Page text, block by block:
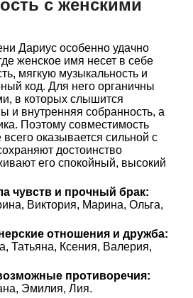
с женскими
Дариус особенно удачно
женское имя несет в себе
мягкую музыкальность и
код. Для него органичны
в которых слышится
и внутренняя собранность, а
Поэтому совместимость
оказывается сильной с
достоинство
его спокойный, высокий
чувств и прочный брак:
Виктория, Марина, Ольга,
отношения и дружба:
Татьяна, Ксения, Валерия,
противоречия:
Эмилия, Лия.